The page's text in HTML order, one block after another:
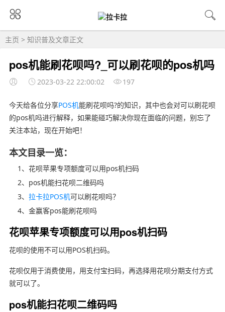
主页 > 知识普及文章正文
pos机能刷花呗吗?_可以刷花呗的pos机吗
2023-03-22 22:00:02 197
今天给各位分享POS机能刷花呗吗?的知识，其中也会对可以刷花呗
的pos机吗进行解释，如果能碰巧解决你现在面临的问题，别忘了
关注本站，现在开始吧！
本文目录一览：
1、花呗苹果专项额度可以用pos机扫码
2、pos机能扫花呗二维码吗
3、 拉卡拉POS机可以刷花呗吗？
4、金赢客pos能刷花呗吗
花呗苹果专项额度可以用pos机扫码
花呗的使用不可以用POS机扫码。
花呗仅用于消费使用，用支付宝扫码，再选择用花呗分期支付方式
就可以了。
pos机能扫花呗二维码吗